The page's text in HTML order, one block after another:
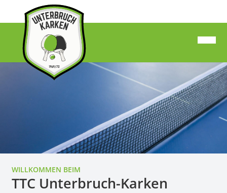
WILLKOMMEN BEIM
TTC Unterbruch-Karken